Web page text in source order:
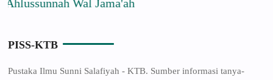
Wal Jama'ah
PISS-KTB
Pustaka Ilmu Sunni Salafiyah - KTB. Sumber informasi tanya-